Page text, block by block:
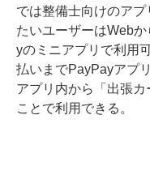
では整備士向けのア
たいユーザーはWeb
yのミニアプリで利用
払いまでPayPayアプ
アプリ内から「出張
ことで利用できる。